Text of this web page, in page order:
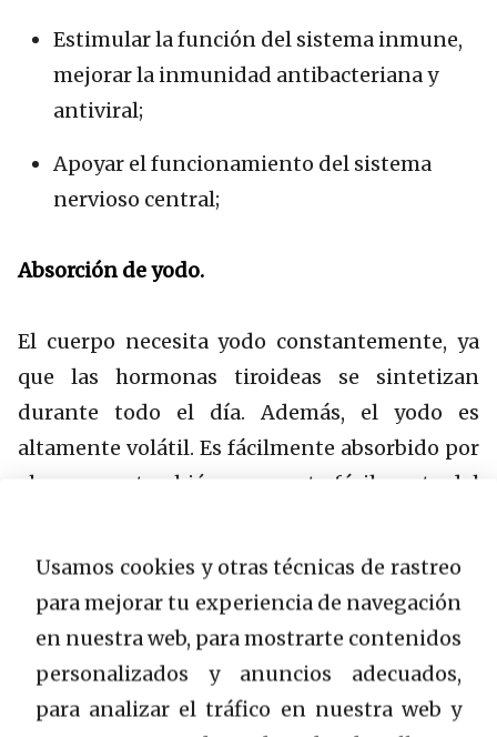
Estimular la función del sistema inmune,
mejorar la inmunidad antibacteriana y
antiviral;
Apoyar el funcionamiento del sistema
nervioso central;
Absorción de yodo.
El cuerpo necesita yodo constantemente, ya
que las hormonas tiroideas se sintetizan
durante todo el día. Además, el yodo es
altamente volátil. Es fácilmente absorbido por
el cuerpo y también se excreta fácilmente del
se puede proporcionar durante un cierto
período/curso, es diario.
La vida media del yodo del cuerpo dura solo
unas pocas horas. El 90% del yodo no
capturado por la glándula tiroides se excreta
Usamos cookies y otras técnicas de rastreo
para mejorar tu experiencia de navegación
en nuestra web, para mostrarte contenidos
personalizados y anuncios adecuados,
para analizar el tráfico en nuestra web y